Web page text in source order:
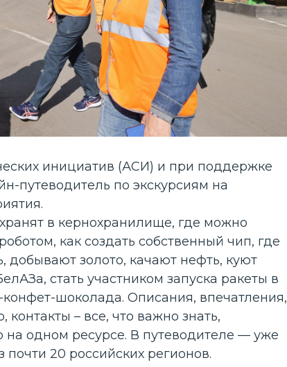
инициатив (АСИ) и при поддержке
путеводитель по экскурсиям на
в кернохранилище, где можно
как создать собственный чип, где
добывают золото, качают нефть, куют
стать участником запуска ракеты в
шоколада. Описания, впечатления,
– все, что важно знать,
на одном ресурсе. В путеводителе — уже
20 российских регионов.